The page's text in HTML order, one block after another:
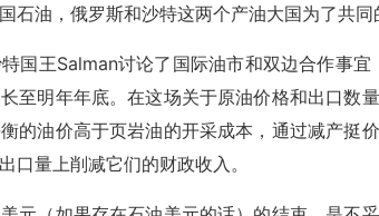
石油，俄罗斯和沙特这两个产油大国为了共同
国王Salman讨论了国际油市和双边合作事
至明年年底。在这场关于原油价格和出口数
的油价高于页岩油的开采成本，通过减产挺
口量上削减它们的财政收入。